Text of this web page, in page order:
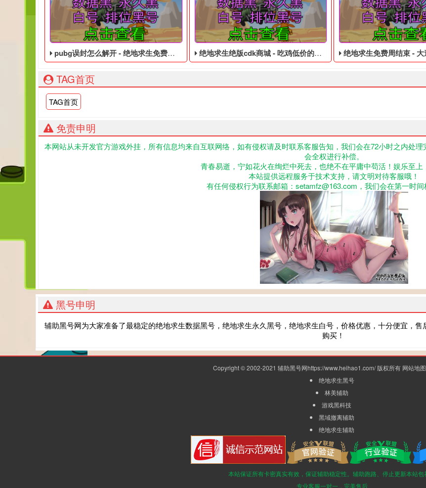
想必小伙伴们对绝地求生排位的黑号并不陌生吧，这款游戏非常热门，很多年轻朋友们都非常喜欢排位。但是关
据消息人士透露，《阿凡达：潘多拉边境》游戏的开发方育碧公司宣
《绝地求生黑号都是走哪
pubg误封怎么解开 - 绝地求生免费的账号
绝地求生免费的账号,绝地求生黑号是指使用非法手段,不正当的消费手段购买的绝地求生游戏账号,pubg误封怎么
绝地求生绝版cdk商城 - 吃鸡低价的皮肤黑号
吃鸡低价的皮肤黑号,绝地求生黑号是指使用非法手段,不正当的消费
绝地求生免费周结束 - 大逃杀
大逃杀低价的临时黑号,
TAG首页
TAG首页
免责申明
本网站从未开发官方游戏外挂，所有信息均来自互联网络，如有侵权请及时联系客服告知，我们会在72小时之内处
会全权进行补偿。
青春易逝，宁如花火在绚烂中死去，也绝不在平庸中苟活！娱乐至上
本站提供远程服务于技术支持，请文明对待客服哦！
有任何侵权行为联系邮箱：setamfz@163.com，我们会在第一时间
黑号申明
辅助黑号网为大家准备了最稳定的绝地求生数据黑号，绝地求生永久黑号，绝地求生白号，价格优惠，十分便宜，
购买！
Copyright © 2002-2021 辅助黑号网https://www.heihao1.com/ 版权所有 网站地图
绝地求生黑号
林美辅助
游戏黑科技
黑域撤离辅助
绝地求生辅助
本站保证所有卡密真实有效，保证辅助稳定性。辅助跑路、停止更新本站包
专业客服一对一，完美售后